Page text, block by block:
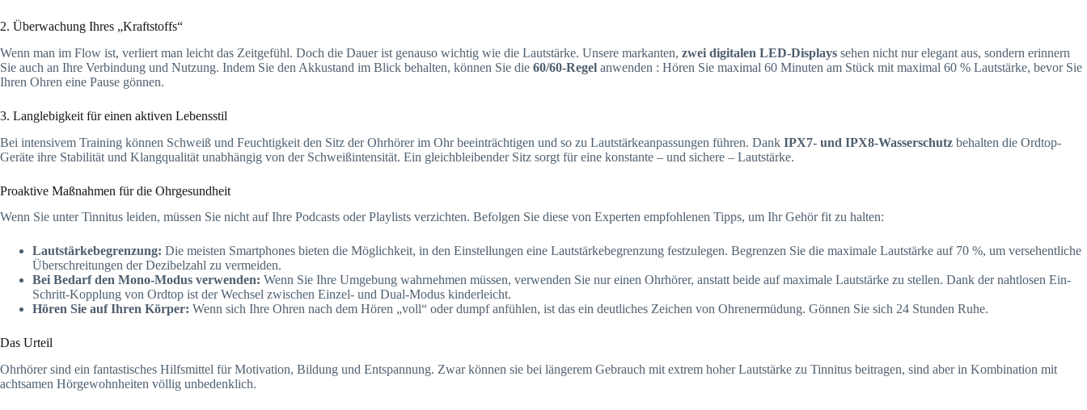
2. Überwachung Ihres „Kraftstoffs“
Wenn man im Flow ist, verliert man leicht das Zeitgefühl. Doch die Dauer ist genauso wichtig wie die Lautstärke. Unsere markanten, zwei digitalen LED-Displays sehen nicht nur elegant aus, sondern erinnern
Sie auch an Ihre Verbindung und Nutzung. Indem Sie den Akkustand im Blick behalten, können Sie die 60/60-Regel anwenden : Hören Sie maximal 60 Minuten am Stück mit maximal 60 % Lautstärke, bevor Sie
Ihren Ohren eine Pause gönnen.
3. Langlebigkeit für einen aktiven Lebensstil
Bei intensivem Training können Schweiß und Feuchtigkeit den Sitz der Ohrhörer im Ohr beeinträchtigen und so zu Lautstärkeanpassungen führen. Dank IPX7- und IPX8-Wasserschutz behalten die Ordtop-
Geräte ihre Stabilität und Klangqualität unabhängig von der Schweißintensität. Ein gleichbleibender Sitz sorgt für eine konstante – und sichere – Lautstärke.
Proaktive Maßnahmen für die Ohrgesundheit
Wenn Sie unter Tinnitus leiden, müssen Sie nicht auf Ihre Podcasts oder Playlists verzichten. Befolgen Sie diese von Experten empfohlenen Tipps, um Ihr Gehör fit zu halten:
Lautstärkebegrenzung: Die meisten Smartphones bieten die Möglichkeit, in den Einstellungen eine Lautstärkebegrenzung festzulegen. Begrenzen Sie die maximale Lautstärke auf 70 %, um versehentliche
Überschreitungen der Dezibelzahl zu vermeiden.
Bei Bedarf den Mono-Modus verwenden: Wenn Sie Ihre Umgebung wahrnehmen müssen, verwenden Sie nur einen Ohrhörer, anstatt beide auf maximale Lautstärke zu stellen. Dank der nahtlosen Ein-
Schritt-Kopplung von Ordtop ist der Wechsel zwischen Einzel- und Dual-Modus kinderleicht.
Hören Sie auf Ihren Körper: Wenn sich Ihre Ohren nach dem Hören „voll“ oder dumpf anfühlen, ist das ein deutliches Zeichen von Ohrenermüdung. Gönnen Sie sich 24 Stunden Ruhe.
Das Urteil
Ohrhörer sind ein fantastisches Hilfsmittel für Motivation, Bildung und Entspannung. Zwar können sie bei längerem Gebrauch mit extrem hoher Lautstärke zu Tinnitus beitragen, sind aber in Kombination mit
achtsamen Hörgewohnheiten völlig unbedenklich.